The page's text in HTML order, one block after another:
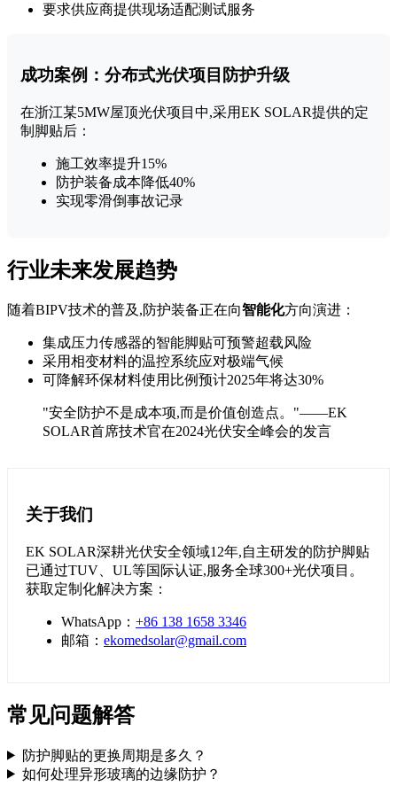
要求供应商提供现场适配测试服务
成功案例：分布式光伏项目防护升级
在浙江某5MW屋顶光伏项目中,采用EK SOLAR提供的定
制脚贴后：
施工效率提升15%
防护装备成本降低40%
实现零滑倒事故记录
行业未来发展趋势
随着BIPV技术的普及,防护装备正在向智能化方向演进：
集成压力传感器的智能脚贴可预警超载风险
采用相变材料的温控系统应对极端气候
可降解环保材料使用比例预计2025年将达30%
"安全防护不是成本项,而是价值创造点。"——EK
SOLAR首席技术官在2024光伏安全峰会的发言
关于我们
EK SOLAR深耕光伏安全领域12年,自主研发的防护脚贴
已通过TUV、UL等国际认证,服务全球300+光伏项目。
获取定制化解决方案：
WhatsApp： +86 138 1658 3346
邮箱： ekomedsolar@gmail.com
常见问题解答
防护脚贴的更换周期是多久？
如何处理异形玻璃的边缘防护？